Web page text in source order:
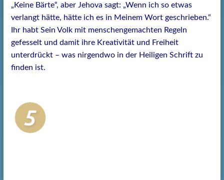
„Keine Bärte“, aber Jehova sagt: „Wenn ich so etwas
verlangt hätte, hätte ich es in Meinem Wort geschrieben.“
Ihr habt Sein Volk mit menschengemachten Regeln
gefesselt und damit ihre Kreativität und Freiheit
unterdrückt – was nirgendwo in der Heiligen Schrift zu
finden ist.